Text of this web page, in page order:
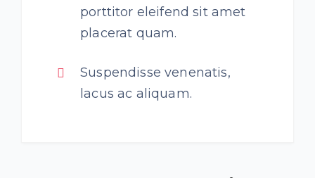
porttitor eleifend sit amet
placerat quam.
Suspendisse venenatis,
lacus ac aliquam.